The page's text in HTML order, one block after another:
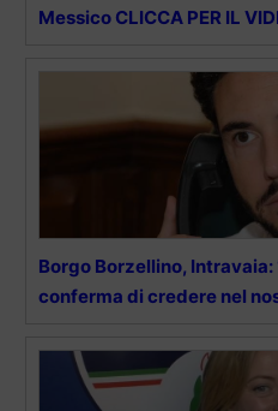
Messico CLICCA PER IL
Borgo Borzellino,
conferma di credere nel